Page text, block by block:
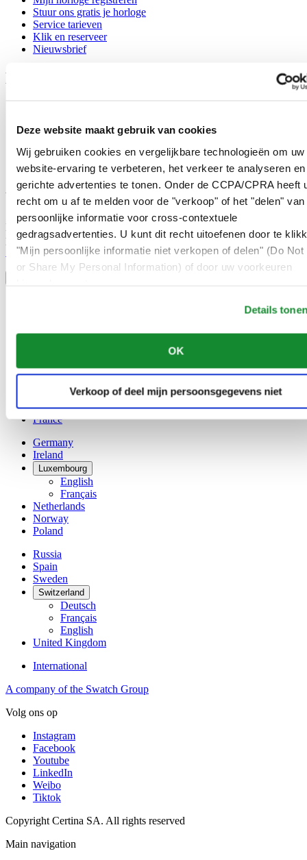
Deze website maakt gebruik van cookies
Wij gebruiken cookies en vergelijkbare technologieën om uw
website-ervaring te verbeteren, het verkeer te analyseren en
gerichte advertenties te tonen. Onder de CCPA/CPRA heeft
recht om u af te melden voor de "verkoop" of het "delen" van
persoonlijke informatie voor cross-contextuele
gedragsadvertenties. U kunt dit recht uitoefenen door te
"Mijn persoonlijke informatie niet verkopen of delen" (Do Not
or Share My Personal Information) of door uw voorkeuren
Details
OK
Verkoop of deel mijn persoonsgegevens niet
Stuur ons gratis je horloge
Service tarieven
Klik en reserveer
Nieuwsbrief
Legal
Cookie meldingen
Verkoopvoorwaarden
Herroeping van de overeenkomst
Word lid van de CERTINA club
Meld je aan en ontvang exclusieve aanbiedingen en
productrecensies
Schrijf je in!
Selecteer een land/regio
English
Denmark
Finland
France
Germany
Ireland
Luxembourg
English
Français
Netherlands
Norway
Poland
Russia
Spain
Sweden
Switzerland
Deutsch
Français
English
United Kingdom
International
A company of the Swatch Group
Volg ons op
Instagram
Facebook
Youtube
LinkedIn
Weibo
Tiktok
Copyright Certina SA. All rights reserved
Main navigation